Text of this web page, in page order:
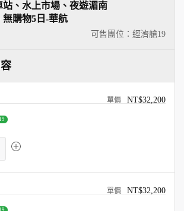
可售團位：經濟艙19
、水上市場、夜遊湄南
購物5日-華航
NT$32,200
19
NT$32,200
19